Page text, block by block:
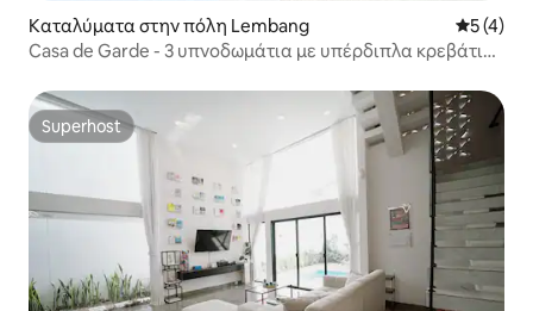
Καταλύματα στην πόλη Lembang Μέση
5 (4)
Casa de Garde - 3 υπνοδωμάτια με υπέρδιπλα κρεβάτια,
Superhost
Superhost